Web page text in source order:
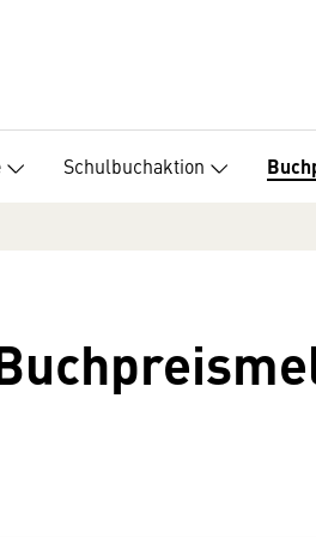
Schulbuchaktion